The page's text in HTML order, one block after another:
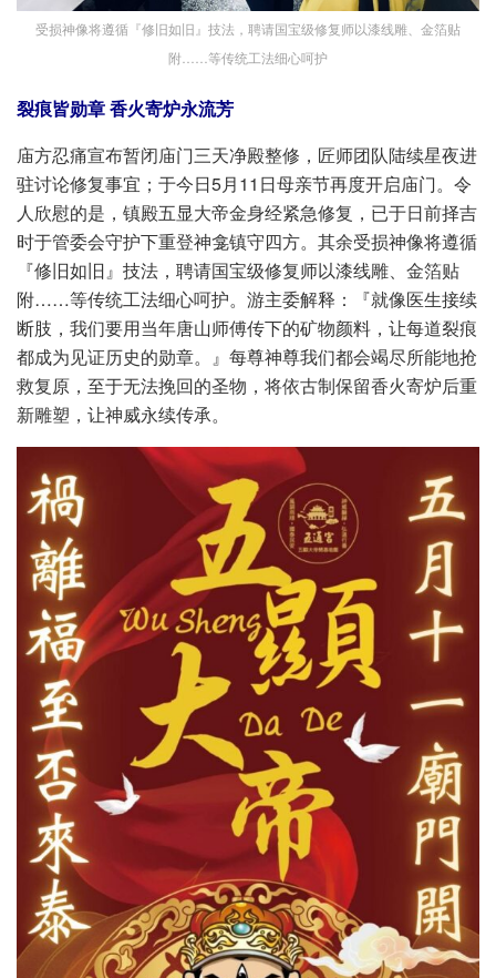
受损神像将遵循『修旧如旧』技法，聘请国宝级修复师以漆线雕、金箔贴
附……等传统工法细心呵护
裂痕皆勋章 香火寄炉永流芳
庙方忍痛宣布暂闭庙门三天净殿整修，匠师团队陆续星夜进
驻讨论修复事宜；于今日5月11日母亲节再度开启庙门。令
人欣慰的是，镇殿五显大帝金身经紧急修复，已于日前择吉
时于管委会守护下重登神龛镇守四方。其余受损神像将遵循
『修旧如旧』技法，聘请国宝级修复师以漆线雕、金箔贴
附……等传统工法细心呵护。游主委解释：『就像医生接续
断肢，我们要用当年唐山师傅传下的矿物颜料，让每道裂痕
都成为见证历史的勋章。』每尊神尊我们都会竭尽所能地抢
救复原，至于无法挽回的圣物，将依古制保留香火寄炉后重
新雕塑，让神威永续传承。